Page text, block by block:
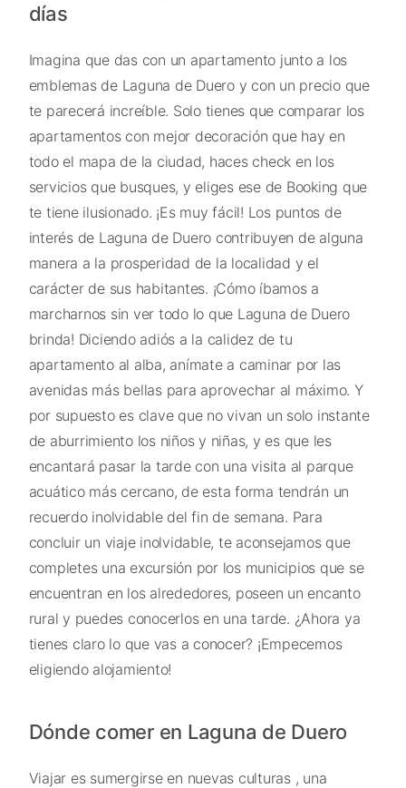
días
Imagina que das con un apartamento junto a los
emblemas de Laguna de Duero y con un precio que
te parecerá increíble. Solo tienes que comparar los
apartamentos con mejor decoración que hay en
todo el mapa de la ciudad, haces check en los
servicios que busques, y eliges ese de Booking que
te tiene ilusionado. ¡Es muy fácil! Los puntos de
interés de Laguna de Duero contribuyen de alguna
manera a la prosperidad de la localidad y el
carácter de sus habitantes. ¡Cómo íbamos a
marcharnos sin ver todo lo que Laguna de Duero
brinda! Diciendo adiós a la calidez de tu
apartamento al alba, anímate a caminar por las
avenidas más bellas para aprovechar al máximo. Y
por supuesto es clave que no vivan un solo instante
de aburrimiento los niños y niñas, y es que les
encantará pasar la tarde con una visita al parque
acuático más cercano, de esta forma tendrán un
recuerdo inolvidable del fin de semana. Para
concluir un viaje inolvidable, te aconsejamos que
completes una excursión por los municipios que se
encuentran en los alrededores, poseen un encanto
rural y puedes conocerlos en una tarde. ¿Ahora ya
tienes claro lo que vas a conocer? ¡Empecemos
eligiendo alojamiento!
Dónde comer en Laguna de Duero
Viajar es sumergirse en nuevas culturas , una